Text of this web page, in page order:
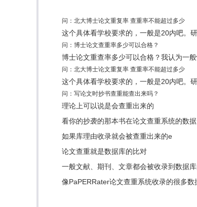
问：北大博士论文重复率 查重率不能超过多少
这个具体看学校要求的，一般是20内吧。
问：博士论文查重率多少可以合格？
博士论文重查率多少可以合格？我认为一
问：北大博士论文重复率 查重率不能超过多少
这个具体看学校要求的，一般是20内吧。
问：写论文时抄书查重能查出来吗？
理论上可以说是会查重出来的
看你的抄袭的那本书在论文查重系统的数
如果库理由收录就会被查重出来的e
论文查重就是数据库的比对
一般文献、期刊、文章都会被收录到数据
像PaPERRater论文查重系统收录的很多